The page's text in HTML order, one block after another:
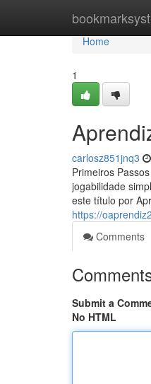
Home
Home
1
carlosz851jnq3
Primeiros
jogabilidade
este título por
https://
Comments
Submit a
No HTML